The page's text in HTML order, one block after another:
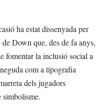
ha estat dissenyada per
Down que, des de fa anys,
fomentar la inclusió social a
com a tipografia
dels jugadors
simbolisme.